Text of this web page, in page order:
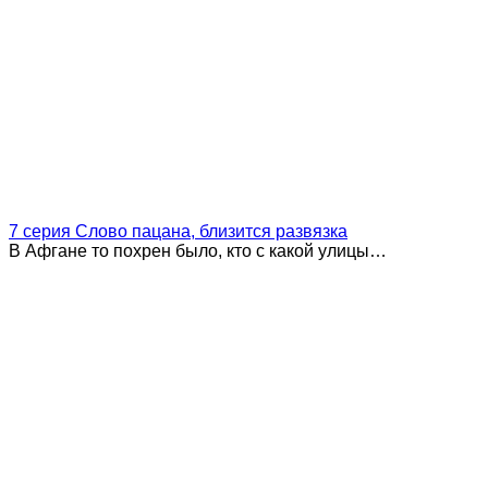
7 серия Слово пацана, близится развязка
В Афгане то похрен было, кто с какой улицы…